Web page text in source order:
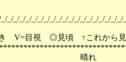
_/_/_/_/_/_/_/_/_/_/_/_/_/_/_/_/_/_/_/
き V=目視 ◎見頃 ↑これから
31日（土）